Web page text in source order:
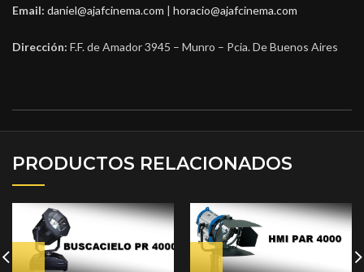
Email: daniel@ajafcinema.com | horacio@ajafcinema.com
Dirección: F.F. de Amador 3945 – Munro – Pcia. De Buenos Aires
PRODUCTOS RELACIONADOS